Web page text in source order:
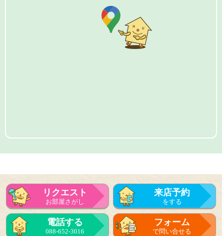
リクエスト
お部屋さがし
来店予約
をする
電話する
088-652-3016
フォーム
で問い合せる